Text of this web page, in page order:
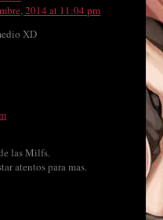
2014 at 11:04 pm
XD
las Milfs.
atentos para mas.